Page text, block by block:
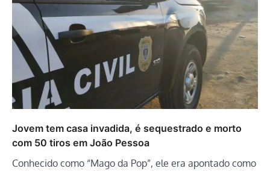
Jovem tem casa invadida, é sequestrado e morto
com 50 tiros em João Pessoa
Conhecido como “Mago da Pop”, ele era apontado como